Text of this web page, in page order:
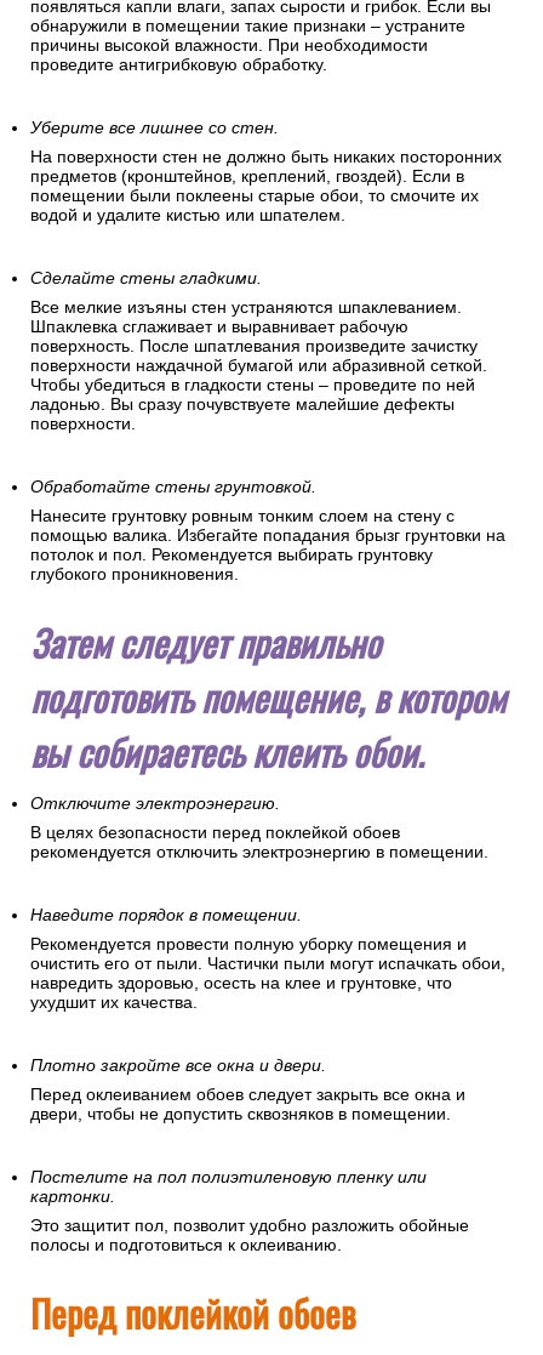
Проследите, чтобы на стенах не было сырости.
На стенах, которые имеют внешний контакт с улицей, могут
появляться капли влаги, запах сырости и грибок. Если вы
проведите антигрибковую обработку.
Уберите все лишнее со стен.
На поверхности стен не должно быть никаких посторонних
водой и удалите кистью или шпателем.
Сделайте стены гладкими.
Все мелкие изъяны стен устраняются шпаклеванием.
Шпаклевка сглаживает и выравнивает рабочую
поверхность. После шпатлевания произведите зачистку
поверхности наждачной бумагой или абразивной сеткой.
поверхности.
Обработайте стены грунтовкой.
Нанесите грунтовку ровным тонким слоем на стену с
глубокого проникновения.
Затем следует правильно
подготовить помещение, в котором
вы собираетесь клеить обои.
рекомендуется отключить электроэнергию в помещении.
Наведите порядок в помещении.
Рекомендуется провести полную уборку помещения и
ухудшит их качества.
двери, чтобы не допустить сквозняков в помещении.
Постелите на пол полиэтиленовую пленку или
Это защитит пол, позволит удобно разложить обойные
полосы и подготовиться к оклеиванию.